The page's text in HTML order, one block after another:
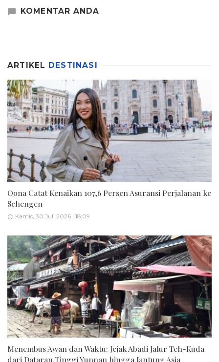
KOMENTAR ANDA
ARTIKEL DESTINASI
Oona Catat Kenaikan 107,6 Persen Asuransi Perjalanan ke
Schengen
Kamis, 30 Juli 2026 | 18:09
Menembus Awan dan Waktu: Jejak Abadi Jalur Teh-Kuda
dari Dataran Tinggi Yunnan hingga Jantung Asia